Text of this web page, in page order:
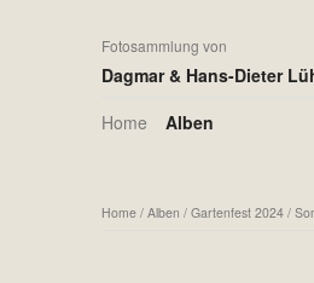
Fotosammlung von
Dagmar & Hans-Dieter
Home
Alben
Home / Alben / Gartenfest 2024 /